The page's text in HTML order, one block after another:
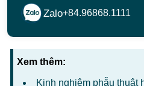
Zalo+84.96868.1111
Xem thêm:
Kinh nghiệm phẫu thuật